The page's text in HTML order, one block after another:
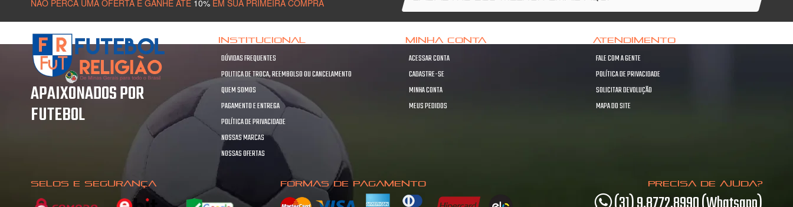
NÃO PERCA UMA OFERTA E GANHE ATÉ 10% EM SUA PRIMEIRA COMPRA
APAIXONADOS POR
FUTEBOL
INSTITUCIONAL
DÚVIDAS FREQUENTES
POLITICA DE TROCA, REEMBOLSO OU CANCELAMENTO
QUEM SOMOS
PAGAMENTO E ENTREGA
POLÍTICA DE PRIVACIDADE
NOSSAS MARCAS
NOSSAS OFERTAS
MINHA CONTA
ACESSAR CONTA
CADASTRE-SE
MINHA CONTA
MEUS PEDIDOS
ATENDIMENTO
FALE COM A GENTE
POLÍTICA DE PRIVACIDADE
SOLICITAR DEVOLUÇÃO
MAPA DO SITE
SELOS E SEGURANÇA FORMAS DE PAGAMENTO PRECISA DE AJUDA?